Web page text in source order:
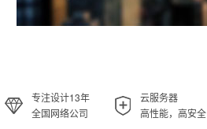
专注设计13年
全国网络公司
云服务器
高性能，高安全